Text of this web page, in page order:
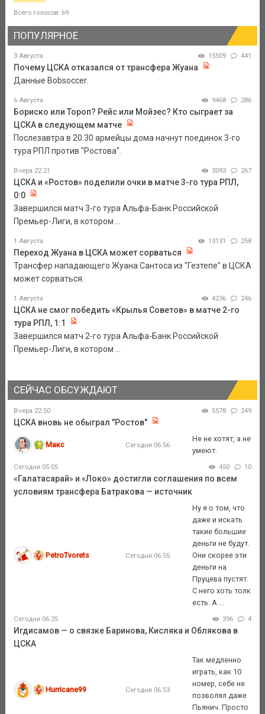
Всего голосов: 69
ПОПУЛЯРНОЕ
3 Августа 15509 441
Почему ЦСКА отказался от трансфера Жуана
Данные Bobsoccer.
6 Августа 9468 286
Бориско или Тороп? Рейс или Мойзес? Кто сыграет за
ЦСКА в следующем матче
Послезавтра в 20.30 армейцы дома начнут поединок 3-го
тура РПЛ против "Ростова".
Вчера 22:21 3093 267
ЦСКА и «Ростов» поделили очки в матче 3-го тура РПЛ,
0:0
Завершился матч 3-го тура Альфа-Банк Российской
Премьер-Лиги, в котором ...
1 Августа 13131 258
Переход Жуана в ЦСКА может сорваться
Трансфер нападающего Жуана Сантоса из "Гезтепе" в ЦСКА
может сорваться.
1 Августа 4236 246
ЦСКА не смог победить «Крылья Советов» в матче 2-го
тура РПЛ, 1:1
Завершился матч 2-го тура Альфа-Банк Российской
Премьер-Лиги, в котором ...
СЕЙЧАС ОБСУЖДАЮТ
Вчера 22:50 5578 249
ЦСКА вновь не обыграл "Ростов"
Макс Сегодня 06:56
Не не хотят, а не
умеют.
Сегодня 05:05 450 10
«Галатасарай» и «Локо» достигли соглашения по всем
условиям трансфера Батракова — источник
PetroTvorets Сегодня 06:55
Ну я о том, что
даже и искать
такие большие
деньги не будут.
Они скорее эти
деньги на
Пруцева пустят.
С него хоть толк
есть. А ...
Сегодня 06:25 396 4
Игдисамов — о связке Баринова, Кисляка и Облякова в
ЦСКА
Hurricane99 Сегодня 06:53
Так медленно
играть, как 10
номер, себе не
позволял даже
Пьянич. Просто